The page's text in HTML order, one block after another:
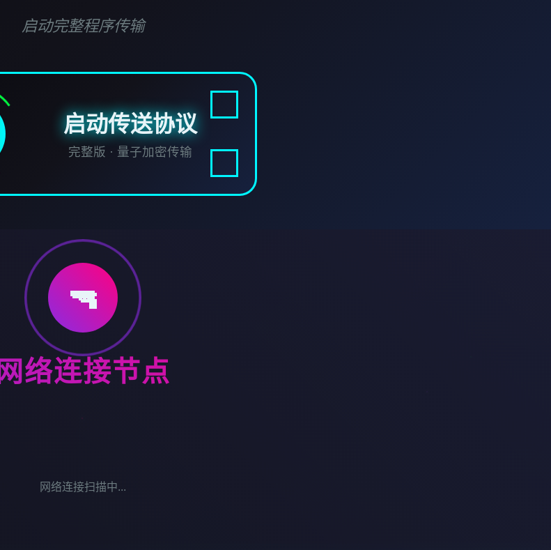
启动完整程序传输
启动传送协议
完整版 · 量子加密传输
🔫
网络连接节点
网络连接扫描中...